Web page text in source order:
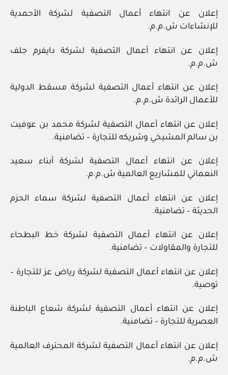
إعلان عن انتهاء أعمال التصفية لشركة الأحمدية
للإنشاءات ش.م.م.
إعلان عن انتهاء أعمال التصفية لشركة دايفرم جلف
ش.م.م.
إعلان عن انتهاء أعمال التصفية لشركة مسقط الدولية
للأعمال الرائدة ش.م.م.
إعلان عن انتهاء أعمال التصفية لشركة محمد بن عوفيت
بن سالم المشيخي وشريكه للتجارة – تضامنية.
إعلان عن انتهاء أعمال التصفية لشركة أبناء سعيد
النعماني للمشاريع العالمية ش.م.م.
إعلان عن انتهاء أعمال التصفية لشركة سماء الحزم
الحديثة – تضامنية.
إعلان عن انتهاء أعمال التصفية لشركة خط البطحاء
للتجارة والمقاولات – تضامنية.
إعلان عن انتهاء أعمال التصفية لشركة رياض عز للتجارة –
توصية.
إعلان عن انتهاء أعمال التصفية لشركة شعاع الباطنة
العصرية للتجارة – تضامنية.
إعلان عن انتهاء أعمال التصفية لشركة المحترف العالمية
ش.م.م.